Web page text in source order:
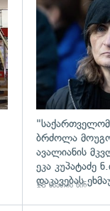
გადახედვა
ბრძოლა
ავალიანის
ეკა კუპატაძე
დაკავებას
18 საათის წინ